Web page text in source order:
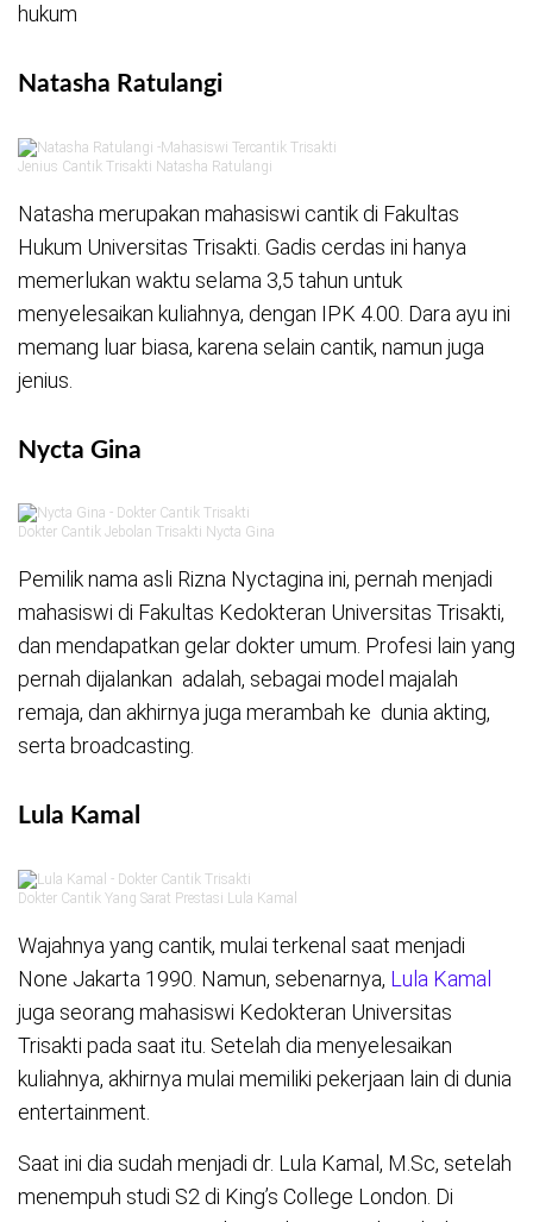
hukum
Natasha Ratulangi
Jenius Cantik Trisakti Natasha Ratulangi
Natasha merupakan mahasiswi cantik di Fakultas
Hukum Universitas Trisakti. Gadis cerdas ini hanya
memerlukan waktu selama 3,5 tahun untuk
menyelesaikan kuliahnya, dengan IPK 4.00. Dara ayu ini
memang luar biasa, karena selain cantik, namun juga
jenius.
Nycta Gina
Dokter Cantik Jebolan Trisakti Nycta Gina
Pemilik nama asli Rizna Nyctagina ini, pernah menjadi
mahasiswi di Fakultas Kedokteran Universitas Trisakti,
dan mendapatkan gelar dokter umum. Profesi lain yang
pernah dijalankan adalah, sebagai model majalah
remaja, dan akhirnya juga merambah ke dunia akting,
serta broadcasting.
Lula Kamal
Dokter Cantik Yang Sarat Prestasi Lula Kamal
Wajahnya yang cantik, mulai terkenal saat menjadi
None Jakarta 1990. Namun, sebenarnya, Lula Kamal
juga seorang mahasiswi Kedokteran Universitas
Trisakti pada saat itu. Setelah dia menyelesaikan
kuliahnya, akhirnya mulai memiliki pekerjaan lain di dunia
entertainment.
Saat ini dia sudah menjadi dr. Lula Kamal, M.Sc, setelah
menempuh studi S2 di King’s College London. Di